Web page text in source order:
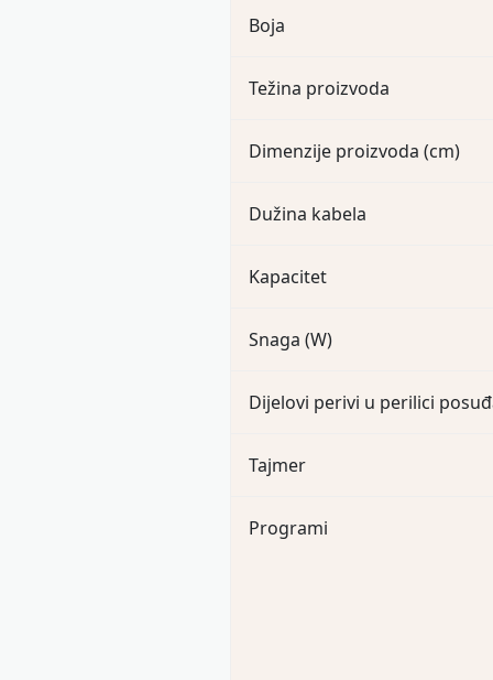
Boja
Težina proizvoda
Dimenzije proizvoda (cm)
Dužina kabela
Kapacitet
Snaga (W)
Dijelovi perivi u perilici
Tajmer
Programi